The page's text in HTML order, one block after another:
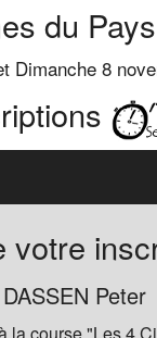
du
Dimanche 8
votre
Peter